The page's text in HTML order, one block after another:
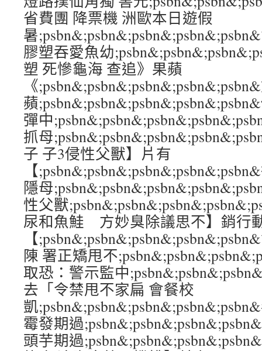
省費團 降票機 洲歐本日遊假
暑
膠塑吞愛魚幼
塑 死慘龜海 查追》果蘋
《
蘋
彈中
抓母
子 子3侵性父獸】片有
【
隱母
性父獸
尿和魚鮭 方妙臭除議思不】銷行
【
陳 署正矯甩不
取恐：警示監中
去「令禁甩不家扁 會餐校
凱
霉發期過
頭芋期過